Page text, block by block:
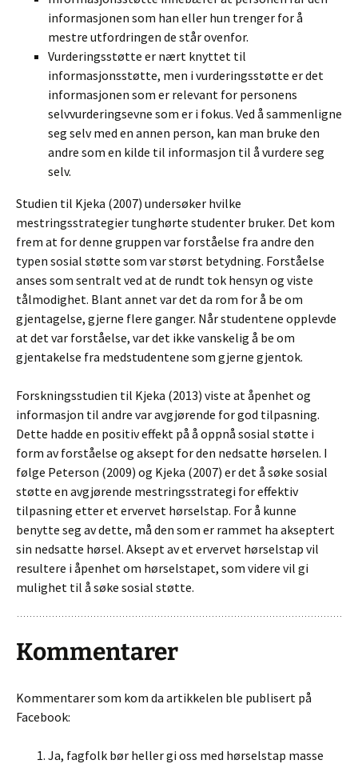
informasjonen som han eller hun trenger for å
mestre utfordringen de står ovenfor.
Vurderingsstøtte er nært knyttet til
informasjonsstøtte, men i vurderingsstøtte er det
informasjonen som er relevant for personens
selvvurderingsevne som er i fokus. Ved å sammenligne
seg selv med en annen person, kan man bruke den
andre som en kilde til informasjon til å vurdere seg
selv.
Studien til Kjeka (2007) undersøker hvilke
mestringsstrategier tunghørte studenter bruker. Det kom
frem at for denne gruppen var forståelse fra andre den
typen sosial støtte som var størst betydning. Forståelse
anses som sentralt ved at de rundt tok hensyn og viste
tålmodighet. Blant annet var det da rom for å be om
gjentagelse, gjerne flere ganger. Når studentene opplevde
at det var forståelse, var det ikke vanskelig å be om
gjentakelse fra medstudentene som gjerne gjentok.
Forskningsstudien til Kjeka (2013) viste at åpenhet og
informasjon til andre var avgjørende for god tilpasning.
Dette hadde en positiv effekt på å oppnå sosial støtte i
form av forståelse og aksept for den nedsatte hørselen. I
følge Peterson (2009) og Kjeka (2007) er det å søke sosial
støtte en avgjørende mestringsstrategi for effektiv
tilpasning etter et ervervet hørselstap. For å kunne
benytte seg av dette, må den som er rammet ha akseptert
sin nedsatte hørsel. Aksept av et ervervet hørselstap vil
resultere i åpenhet om hørselstapet, som videre vil gi
mulighet til å søke sosial støtte.
Kommentarer
Kommentarer som kom da artikkelen ble publisert på
Facebook:
Ja, fagfolk bør heller gi oss med hørselstap masse